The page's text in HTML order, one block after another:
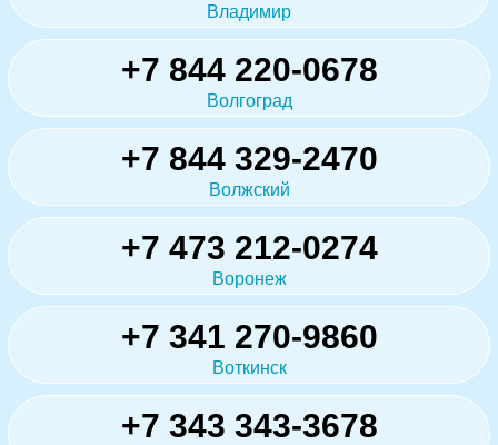
Владимир
+7 844 220-0678
Волгоград
+7 844 329-2470
Волжский
+7 473 212-0274
Воронеж
+7 341 270-9860
Воткинск
+7 343 343-3678